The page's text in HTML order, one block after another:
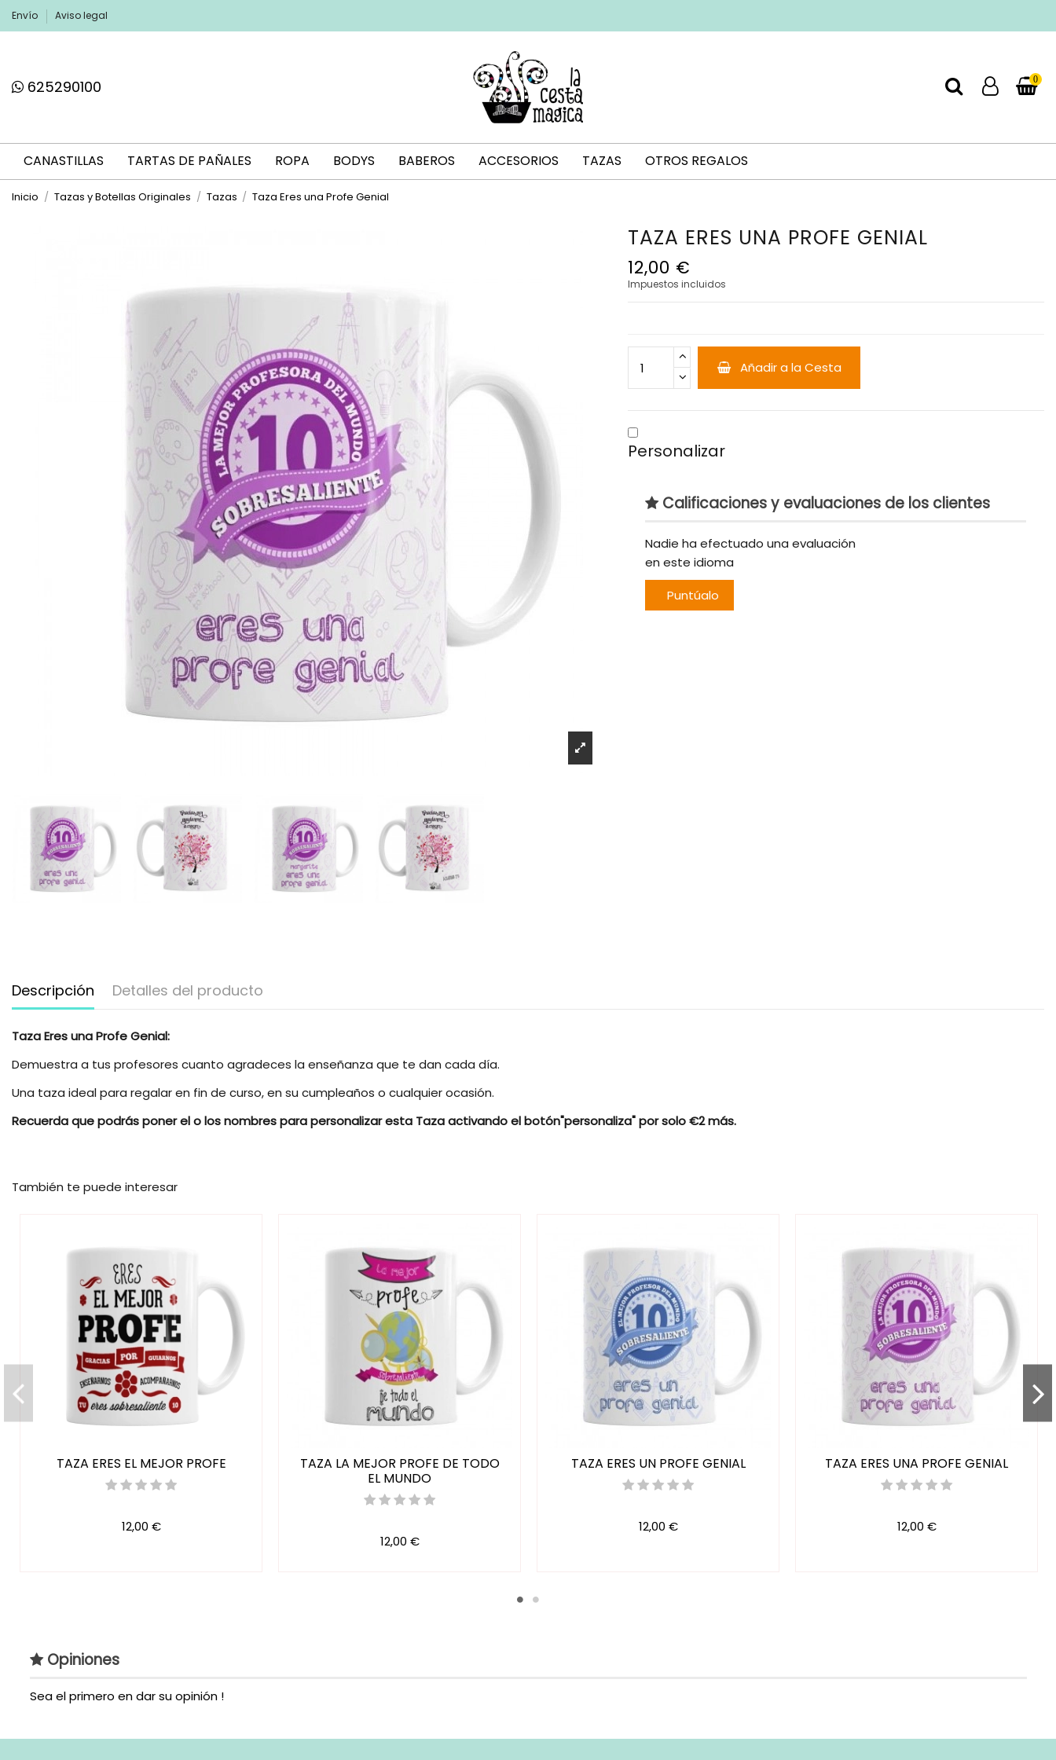
Envío Aviso legal
625290100 0
CANASTILLAS TARTAS DE PAÑALES ROPA BODYS BABEROS ACCESORIOS TAZAS OTROS REGALOS
Inicio Tazas y Botellas Originales Tazas Taza Eres una Profe Genial
TAZA ERES UNA PROFE GENIAL
12,00 €
Impuestos incluidos
Añadir a la Cesta
Personalizar
Calificaciones y evaluaciones de los clientes
Nadie ha efectuado una evaluación
en este idioma
Puntúalo
Descripción Detalles del producto
Taza Eres una Profe Genial:
Demuestra a tus profesores cuanto agradeces la enseñanza que te dan cada día.
Una taza ideal para regalar en fin de curso, en su cumpleaños o cualquier ocasión.
Recuerda que podrás poner el o los nombres para personalizar esta Taza activando el botón"personaliza"por solo €2 más.
Estilo de Regalo
Lo puedes agregar a cualquiera de nuestras cestas para bebés y tartas originales
Marca
TAZ018
1999 Artículos
También te puede interesar
TAZA ERES EL MEJOR PROFE
12,00 €
TAZA LA MEJOR PROFE DE TODO
EL MUNDO
12,00 €
TAZA ERES UN PROFE GENIAL
12,00 €
TAZA ERES UNA PROFE GENIAL
12,00 €
Opiniones
Sea el primero en dar su opinión !